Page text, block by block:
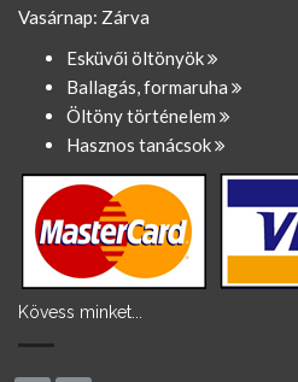
Vasárnap: Zárva
Esküvői öltönyök
Ballagás, formaruha
Öltöny történelem
Hasznos tanácsok
Kövess minket...